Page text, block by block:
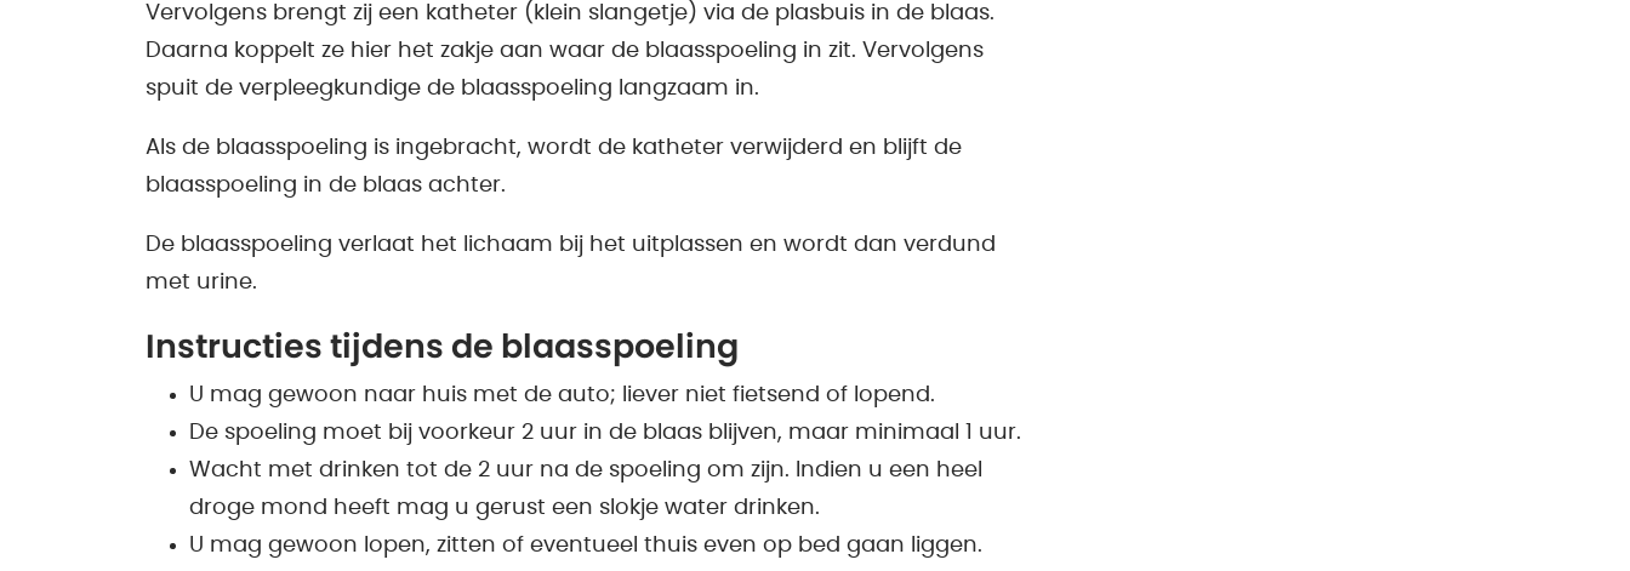
Vervolgens brengt zij een katheter (klein slangetje) via de plasbuis in de blaas.
Daarna koppelt ze hier het zakje aan waar de blaasspoeling in zit. Vervolgens
spuit de verpleegkundige de blaasspoeling langzaam in.
Als de blaasspoeling is ingebracht, wordt de katheter verwijderd en blijft de
blaasspoeling in de blaas achter.
De blaasspoeling verlaat het lichaam bij het uitplassen en wordt dan verdund
met urine.
Instructies tijdens de blaasspoeling
U mag gewoon naar huis met de auto; liever niet fietsend of lopend.
De spoeling moet bij voorkeur 2 uur in de blaas blijven, maar minimaal 1 uur.
Wacht met drinken tot de 2 uur na de spoeling om zijn. Indien u een heel
droge mond heeft mag u gerust een slokje water drinken.
U mag gewoon lopen, zitten of eventueel thuis even op bed gaan liggen.